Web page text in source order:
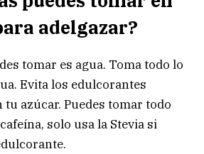
adelgazar?
tomar es agua. Toma todo lo
Evita los edulcorantes
azúcar. Puedes tomar todo
solo usa la Stevia si